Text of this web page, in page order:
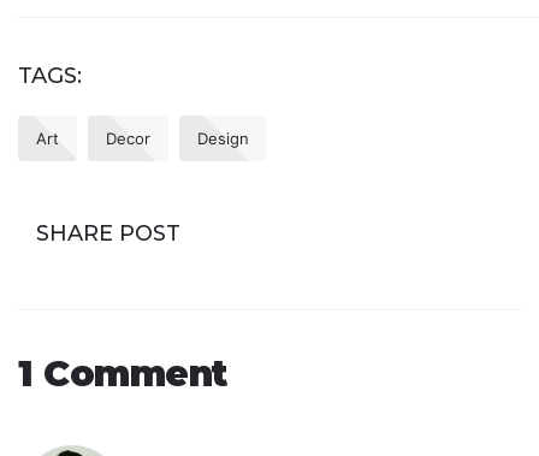
TAGS:
Art Decor Design
SHARE POST
1 Comment